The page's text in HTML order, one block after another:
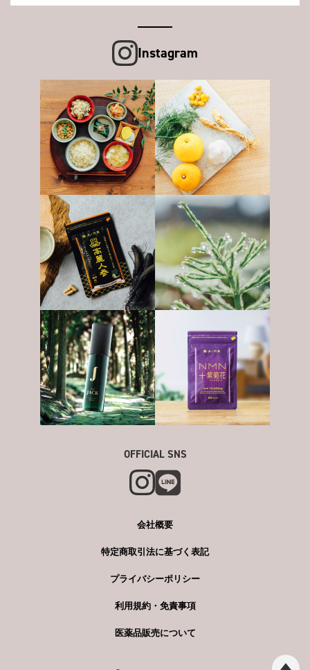
Instagram
OFFICIAL SNS
会社概要
特定商取引法に基づく表記
プライバシーポリシー
利用規約・免責事項
医薬品販売について